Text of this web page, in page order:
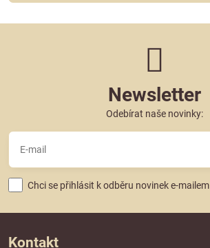
Newsletter
Odebírat naše novinky:
Chci se přihlásit k odběru novinek e-mailem
Kontakt